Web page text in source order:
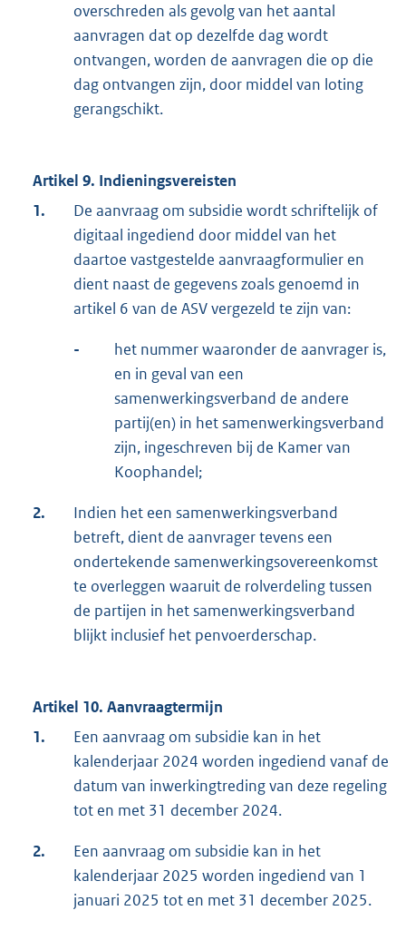
overschreden als gevolg van het aantal
aanvragen dat op dezelfde dag wordt
ontvangen, worden de aanvragen die op die
dag ontvangen zijn, door middel van loting
gerangschikt.
Artikel 9. Indieningsvereisten
1.
De aanvraag om subsidie wordt schriftelijk of
digitaal ingediend door middel van het
daartoe vastgestelde aanvraagformulier en
dient naast de gegevens zoals genoemd in
artikel 6 van de ASV vergezeld te zijn van:
-
het nummer waaronder de aanvrager is,
en in geval van een
samenwerkingsverband de andere
partij(en) in het samenwerkingsverband
zijn, ingeschreven bij de Kamer van
Koophandel;
2.
Indien het een samenwerkingsverband
betreft, dient de aanvrager tevens een
ondertekende samenwerkingsovereenkomst
te overleggen waaruit de rolverdeling tussen
de partijen in het samenwerkingsverband
blijkt inclusief het penvoerderschap.
Artikel 10. Aanvraagtermijn
1.
Een aanvraag om subsidie kan in het
kalenderjaar 2024 worden ingediend vanaf de
datum van inwerkingtreding van deze regeling
tot en met 31 december 2024.
2.
Een aanvraag om subsidie kan in het
kalenderjaar 2025 worden ingediend van 1
januari 2025 tot en met 31 december 2025.